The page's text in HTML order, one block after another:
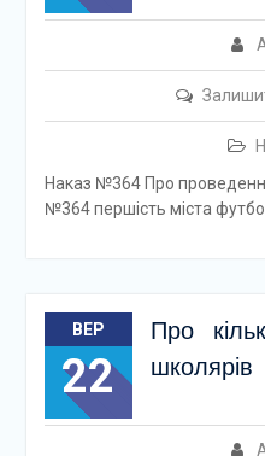
Наказ №364 Про
№364 першість міста
ВЕР
22
Про
школярів